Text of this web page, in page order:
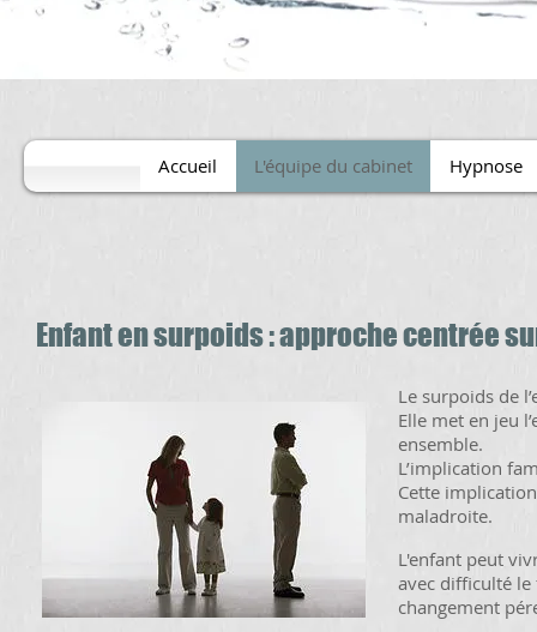
Accueil L'équipe du cabinet Hypnose
Enfant en surpoids : approche centrée
Le surpoids de
Elle met en jeu
ensemble.
L’implication
Cette
maladroite.
L'enfant peut
avec difficulté le
changement